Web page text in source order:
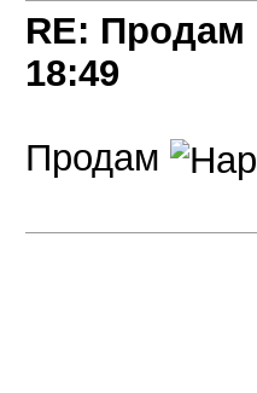
RE: Продам
18:49
Продам